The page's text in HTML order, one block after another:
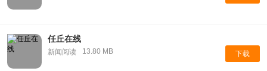
任丘在线
新闻阅读 13.80 MB 下载